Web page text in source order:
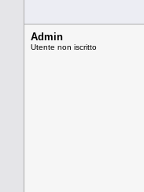
Admin
Utente non iscritto